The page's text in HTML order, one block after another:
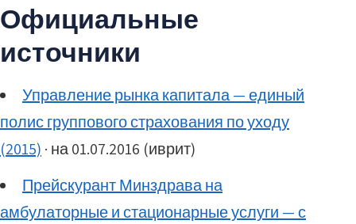
Официальные
источники
Управление рынка капитала — единый
полис группового страхования по уходу
(2015) · на 01.07.2016 (иврит)
Прейскурант Минздрава на
амбулаторные и стационарные услуги — с